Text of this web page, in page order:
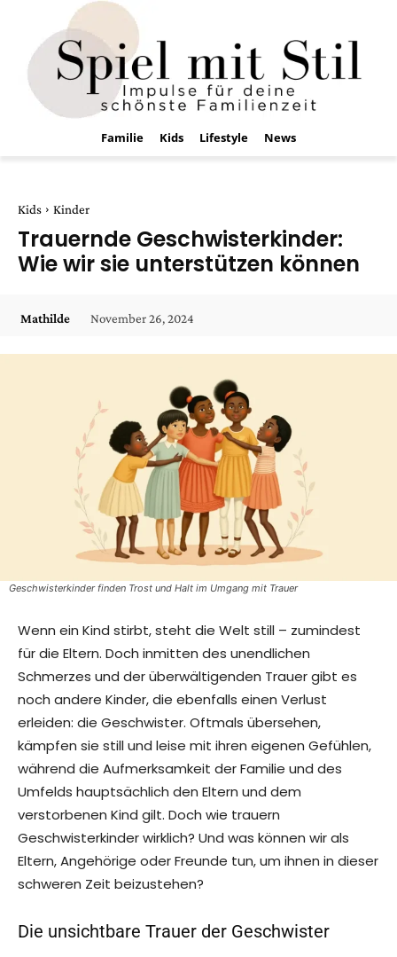
Familie Kids Lifestyle News
Kids Kinder
Trauernde Geschwisterkinder:
Wie wir sie unterstützen können
Mathilde November 26, 2024
Geschwisterkinder finden Trost und Halt im Umgang mit Trauer
Wenn ein Kind stirbt, steht die Welt still – zumindest
für die Eltern. Doch inmitten des unendlichen
Schmerzes und der überwältigenden Trauer gibt es
noch andere Kinder, die ebenfalls einen Verlust
erleiden: die Geschwister. Oftmals übersehen,
kämpfen sie still und leise mit ihren eigenen Gefühlen,
während die Aufmerksamkeit der Familie und des
Umfelds hauptsächlich den Eltern und dem
verstorbenen Kind gilt. Doch wie trauern
Geschwisterkinder wirklich? Und was können wir als
Eltern, Angehörige oder Freunde tun, um ihnen in dieser
schweren Zeit beizustehen?
Die unsichtbare Trauer der Geschwister